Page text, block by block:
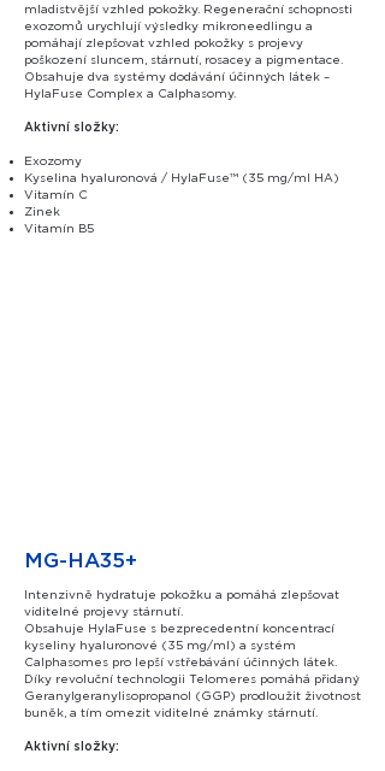
mladistvější vzhled pokožky. Regenerační schopnosti
exozomů urychlují výsledky mikroneedlingu a
pomáhají zlepšovat vzhled pokožky s projevy
poškození sluncem, stárnutí, rosacey a pigmentace.
Obsahuje dva systémy dodávání účinných látek –
HylaFuse Complex a Calphasomy.
Aktivní složky:
Exozomy
Kyselina hyaluronová / HylaFuse™ (35 mg/ml HA)
Vitamín C
Zinek
Vitamín B5
MG-HA35+
Intenzivně hydratuje pokožku a pomáhá zlepšovat
viditelné projevy stárnutí.
Obsahuje HylaFuse s bezprecedentní koncentrací
kyseliny hyaluronové (35 mg/ml) a systém
Calphasomes pro lepší vstřebávání účinných látek.
Díky revoluční technologii Telomeres pomáhá přidaný
Geranylgeranylisopropanol (GGP) prodloužit životnost
buněk, a tím omezit viditelné známky stárnutí.
Aktivní složky: